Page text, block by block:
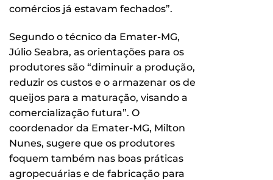
comércios já estavam fechados”.
Segundo o técnico da Emater-MG,
Júlio Seabra, as orientações para os
produtores são “diminuir a produção,
reduzir os custos e o armazenar os de
queijos para a maturação, visando a
comercialização futura”. O
coordenador da Emater-MG, Milton
Nunes, sugere que os produtores
foquem também nas boas práticas
agropecuárias e de fabricação para